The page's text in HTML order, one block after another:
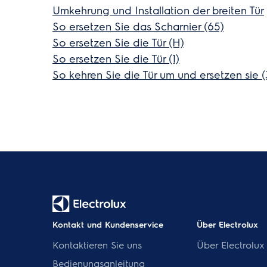
Umkehrung und Installation der breiten Tür
So ersetzen Sie das Scharnier (65)
So ersetzen Sie die Tür (H)
So ersetzen Sie die Tür (1)
So kehren Sie die Tür um und ersetzen sie
Kontakt und Kundenservice
Kontaktieren Sie uns
Bedienungsanleitung
Über Electrolux
Über Electrolux